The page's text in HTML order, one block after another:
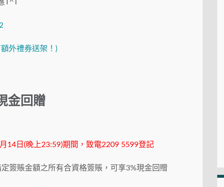
T^T
外禮券送架！)
金回贈
14日(晚上23:59)期間，致電2209 5599登記
簽賬金額之所有合資格簽賬，可享3%現金回贈